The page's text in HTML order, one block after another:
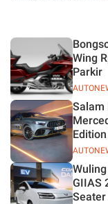
Wing
Parkir
Salam
Edition
GIIAS